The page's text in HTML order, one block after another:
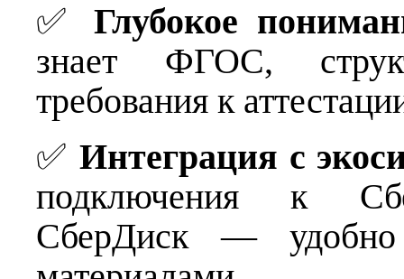
✅Глубокое
знает ФГОС,
требования к
✅Интеграция с
подключения к
СберДиск —